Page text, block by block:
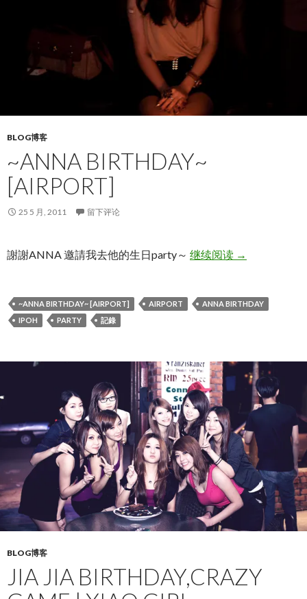
BLOG博客
~ANNA BIRTHDAY~
[AIRPORT]
25 5 月, 2011 留下评论
謝謝ANNA 邀請我去他的生日party～ 继续阅读~Anna
→
~ANNA BIRTHDAY~ [AIRPORT] AIRPORT
ANNA BIRTHDAY
IPOH
PARTY 記錄
BLOG博客
JIA JIA BIRTHDAY,CRAZY